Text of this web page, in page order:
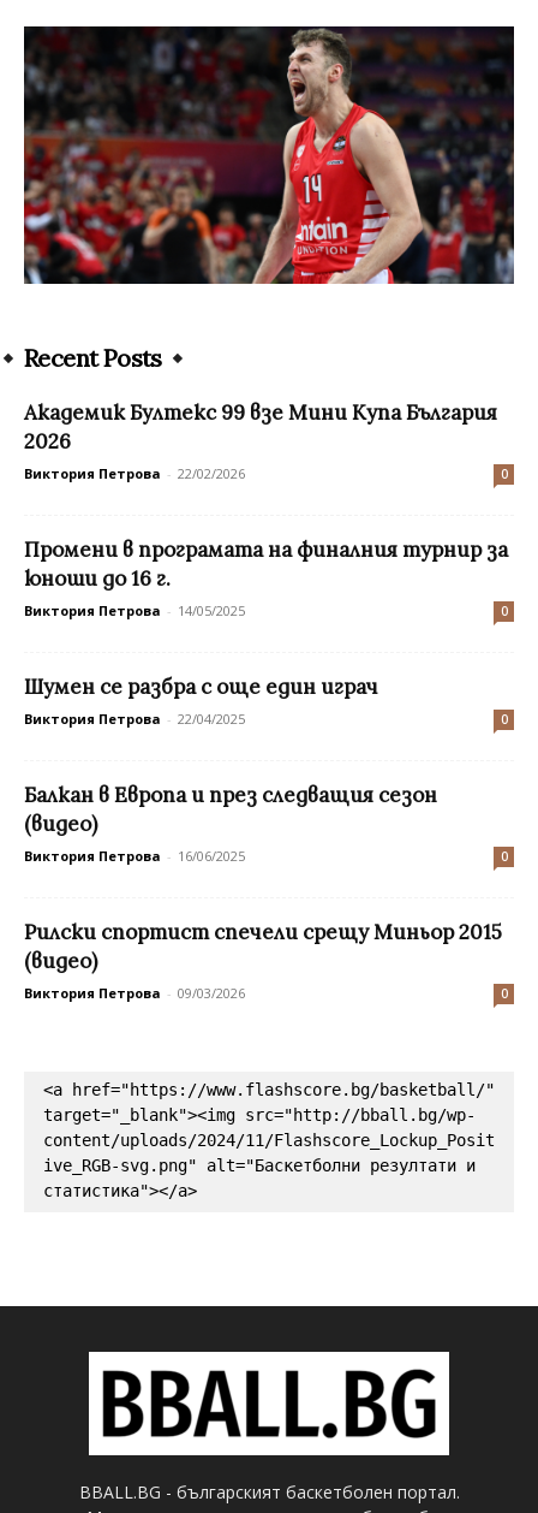
Recent Posts
Академик Бултекс 99 взе Мини Купа България
2026
Виктория Петрова - 22/02/2026 0
Промени в програмата на финалния турнир за
юноши до 16 г.
Виктория Петрова - 14/05/2025 0
Шумен се разбра с още един играч
Виктория Петрова - 22/04/2025 0
Балкан в Европа и през следващия сезон
(видео)
Виктория Петрова - 16/06/2025 0
Рилски спортист спечели срещу Миньор 2015
(видео)
Виктория Петрова - 09/03/2026 0
<a href="https://www.flashscore.bg/basketball/"
target="_blank"><img src="http://bball.bg/wp-
content/uploads/2024/11/Flashscore_Lockup_Posit
ive_RGB-svg.png" alt="Баскетболни резултати и
статистика"></a>
BBALL.BG - българският баскетболен портал.